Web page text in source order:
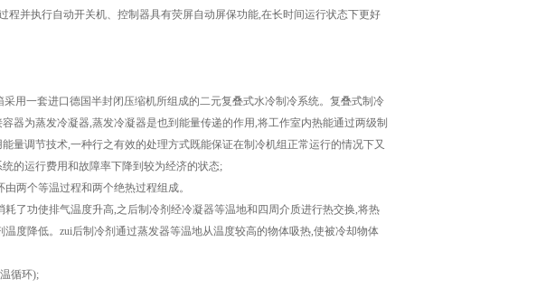
程并执行自动开关机、控制器具有荧屏自动屏保功能,在长时间运行状态下更好
用一套进口德国半封闭压缩机所组成的二元复叠式水冷制冷系统。复叠式制冷
器为蒸发冷凝器,蒸发冷凝器是也到能量传递的作用,将工作室内热能通过两级制
量调节技术,一种行之有效的处理方式既能保证在制冷机组正常运行的情况下又
的运行费用和故障率下降到较为经济的状态;
两个等温过程和两个绝热过程组成。
了功使排气温度升高,之后制冷剂经冷凝器等温地和四周介质进行热交换,将热
度降低。zui后制冷剂通过蒸发器等温地从温度较高的物体吸热,使被冷却物体
循环);